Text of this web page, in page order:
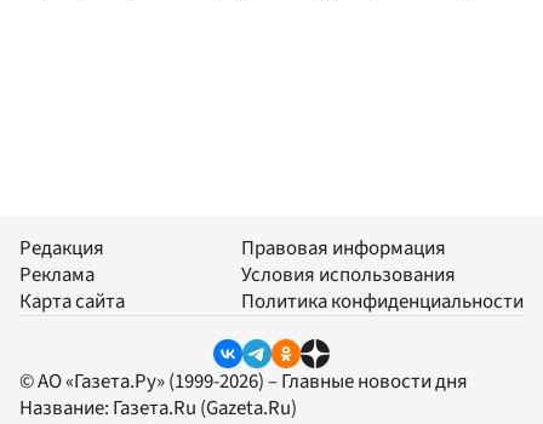
Редакция
Реклама
Карта сайта
Правовая информация
Условия использования
Политика конфиденциальности
© АО «Газета.Ру» (1999-2026) – Главные новости дня
Название: Газета.Ru (Gazeta.Ru)